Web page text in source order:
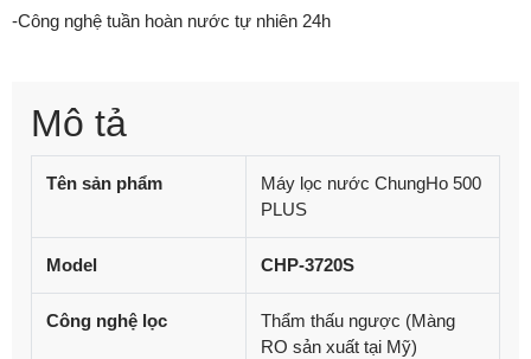
-Công nghệ tuần hoàn nước tự nhiên 24h
Mô tả
Tên sản phẩm
Máy lọc nước ChungHo 500
PLUS
Model CHP-3720S
Công nghệ lọc
Thẩm thấu ngược (Màng
RO sản xuất tại Mỹ)